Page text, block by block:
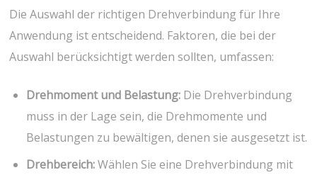
Die Auswahl der richtigen Drehverbindung für Ihre
Anwendung ist entscheidend. Faktoren, die bei der
Auswahl berücksichtigt werden sollten, umfassen:
Drehmoment und Belastung: Die Drehverbindung
muss in der Lage sein, die Drehmomente und
Belastungen zu bewältigen, denen sie ausgesetzt ist.
Drehbereich:Wählen Sie eine Drehverbindung mit